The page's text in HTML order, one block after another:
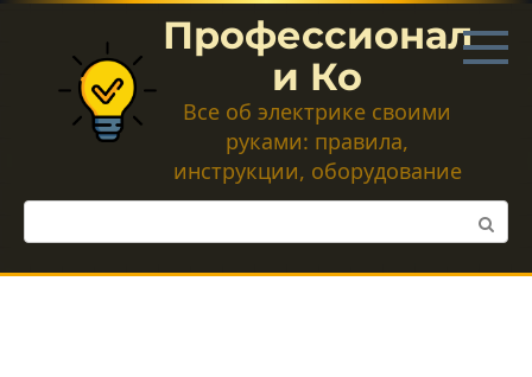
Перейти
контенту
Профессионал
и Ко
Все об электрике своими
руками: правила,
инструкции, оборудование
Поиск: